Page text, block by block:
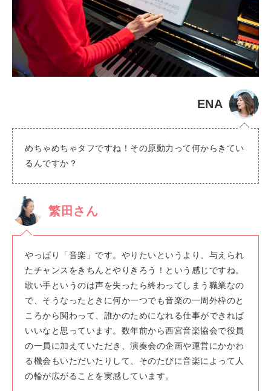
ENA
めちゃめちゃタフですね！その原動力って何からきてい
るんですか？
繁田さん
やっぱり「音楽」です。やりたいというより、与えられ
たチャンスをきちんとやりきろう！という感じですね。
歌い手というのは声を失ったら終わってしまう職業なの
で、そうなったときに何か一つでも音楽の一周外枠のと
ころから関わって、誰かのためになれる仕事ができれば
いいなと思っています。数年前から西宮音楽協会で役員
の一員に加えていただき、演奏会の企画や運営にかかわ
る機会もいただいたりして、そのたびに音楽によって人
の輪が広がることを実感しています。